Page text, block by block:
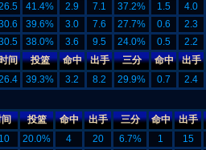
41.4% 2.9 7.1 37.2% 1.5 4.0
39.6% 3.0 7.6 27.7% 0.6 2.3
38.0% 3.6 9.5 24.0% 0.5 2.2
间 投篮 命中 出手 三分 命中 出手
39.3% 3.2 8.2 29.9% 0.7 2.4
投篮 命中 出手 三分 命中 出手
20.0% 4 20 6.7% 1 15